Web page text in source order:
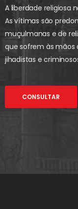
A liberdade religiosa
As vítimas são
muçulmanas e de
que sofrem às mãos
jihadistas e
CONSULTAR